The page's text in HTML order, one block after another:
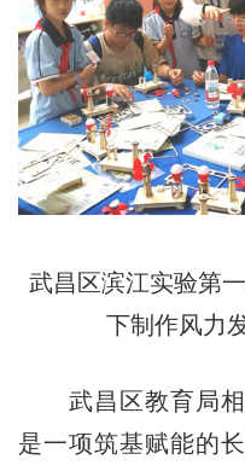
武昌区滨江实验第
下制作风力
武昌区教育局相
是一项筑基赋能的